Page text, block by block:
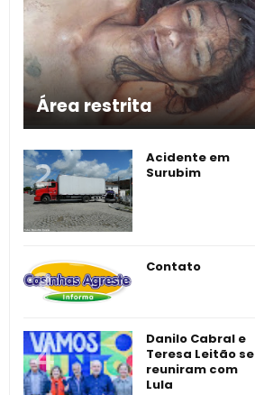
Área restrita
Acidente em
Surubim
Contato
Danilo Cabral e
Teresa Leitão se
reuniram com
Lula